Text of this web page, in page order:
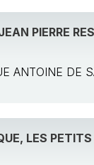
PIERRE
ANTOINE DE
LES